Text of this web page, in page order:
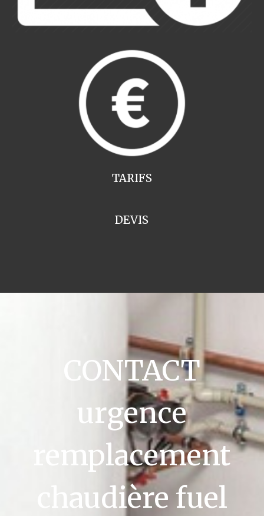
TARIFS
DEVIS
CONTACT
urgence
remplacement
chaudière fuel